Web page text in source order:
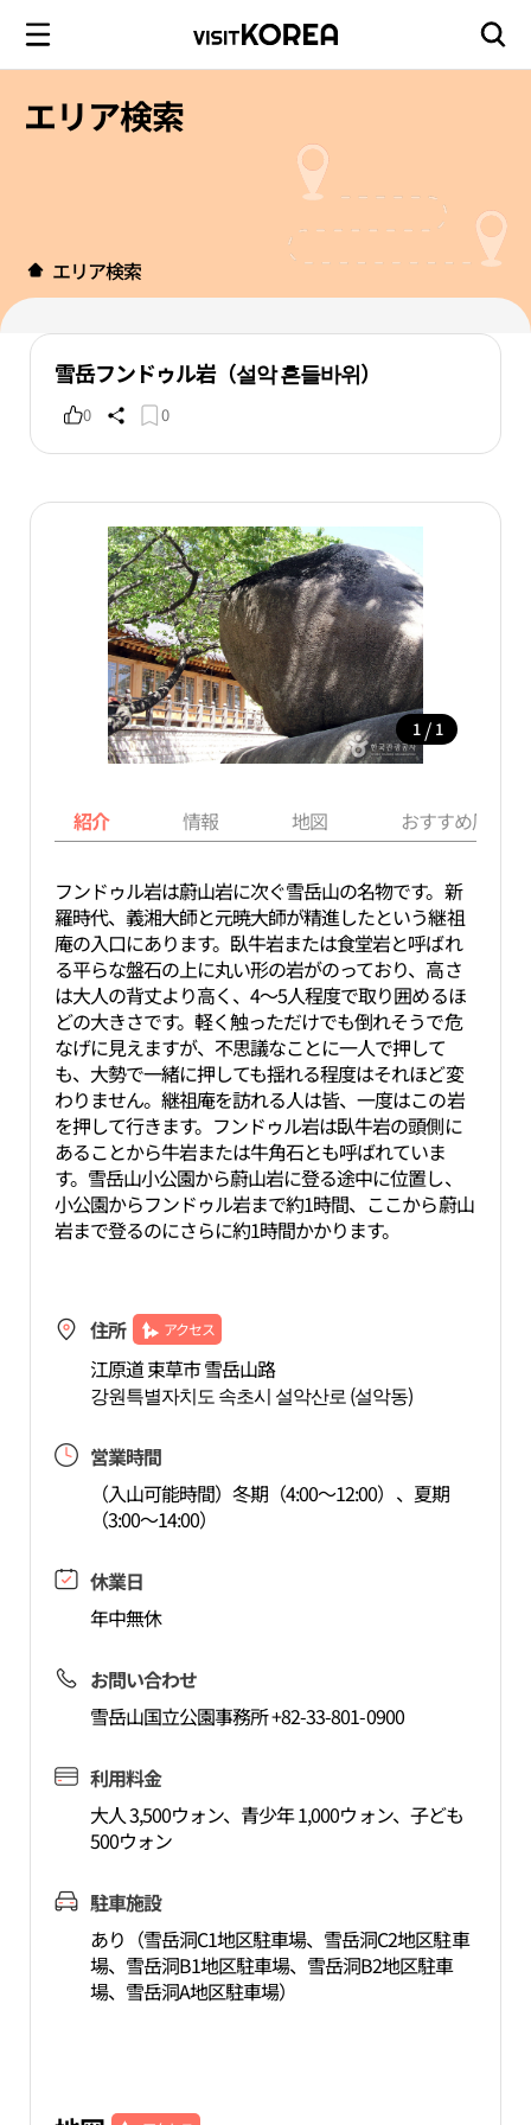
エリア検索
エリア検索
雪岳フンドゥル岩（설악 흔들바위）
0 0
1 / 1
紹介 情報 地図 おすすめ周辺
フンドゥル岩は蔚山岩に次ぐ雪岳山の名物です。新
羅時代、義湘大師と元暁大師が精進したという継祖
庵の入口にあります。臥牛岩または食堂岩と呼ばれ
る平らな盤石の上に丸い形の岩がのっており、高さ
は大人の背丈より高く、4～5人程度で取り囲めるほ
どの大きさです。軽く触っただけでも倒れそうで危
なげに見えますが、不思議なことに一人で押して
も、大勢で一緒に押しても揺れる程度はそれほど変
わりません。継祖庵を訪れる人は皆、一度はこの岩
を押して行きます。フンドゥル岩は臥牛岩の頭側に
あることから牛岩または牛角石とも呼ばれていま
す。雪岳山小公園から蔚山岩に登る途中に位置し、
小公園からフンドゥル岩まで約1時間、ここから蔚山
岩まで登るのにさらに約1時間かかります。
住所 アクセス
江原道 束草市 雪岳山路
강원특별자치도 속초시 설악산로 (설악동)
営業時間
（入山可能時間）冬期（4:00～12:00）、夏期
（3:00～14:00）
休業日
年中無休
お問い合わせ
雪岳山国立公園事務所 +82-33-801-0900
利用料金
大人 3,500ウォン、青少年 1,000ウォン、子ども
500ウォン
駐車施設
あり（雪岳洞C1地区駐車場、雪岳洞C2地区駐車
場、雪岳洞B1地区駐車場、雪岳洞B2地区駐車
場、雪岳洞A地区駐車場）